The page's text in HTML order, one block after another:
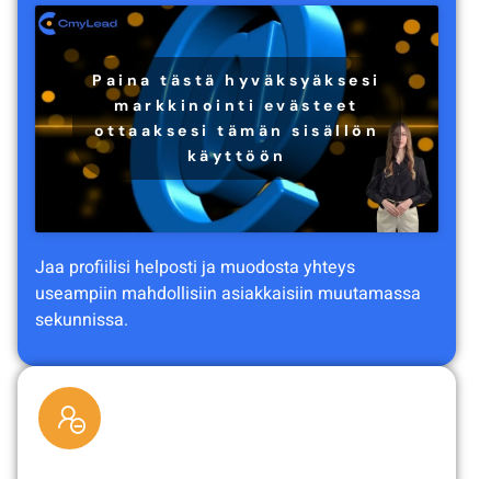
Paina tästä hyväksyäksesi
markkinointi evästeet
ottaaksesi tämän sisällön
käyttöön
Jaa profiilisi helposti ja muodosta yhteys
useampiin mahdollisiin asiakkaisiin muutamassa
sekunnissa.